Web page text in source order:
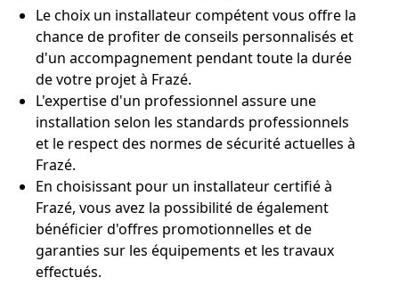
Le choix un installateur compétent vous offre la
chance de profiter de conseils personnalisés et
d'un accompagnement pendant toute la durée
de votre projet à Frazé.
L'expertise d'un professionnel assure une
installation selon les standards professionnels
et le respect des normes de sécurité actuelles à
Frazé.
En choisissant pour un installateur certifié à
Frazé, vous avez la possibilité de également
bénéficier d'offres promotionnelles et de
garanties sur les équipements et les travaux
effectués.